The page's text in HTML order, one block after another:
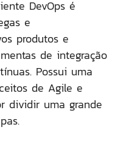
DevOps é
e
produtos e
de integração
Possui uma
de Agile e
dividir uma grande